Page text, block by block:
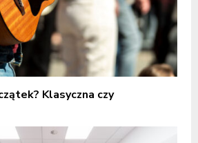
Klasyczna czy